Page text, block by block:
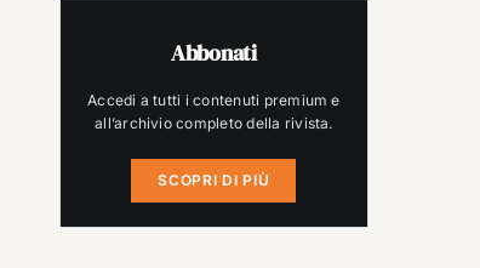
Abbonati
Accedi a tutti i contenuti premium e
all’archivio completo della rivista.
SCOPRI DI PIÙ